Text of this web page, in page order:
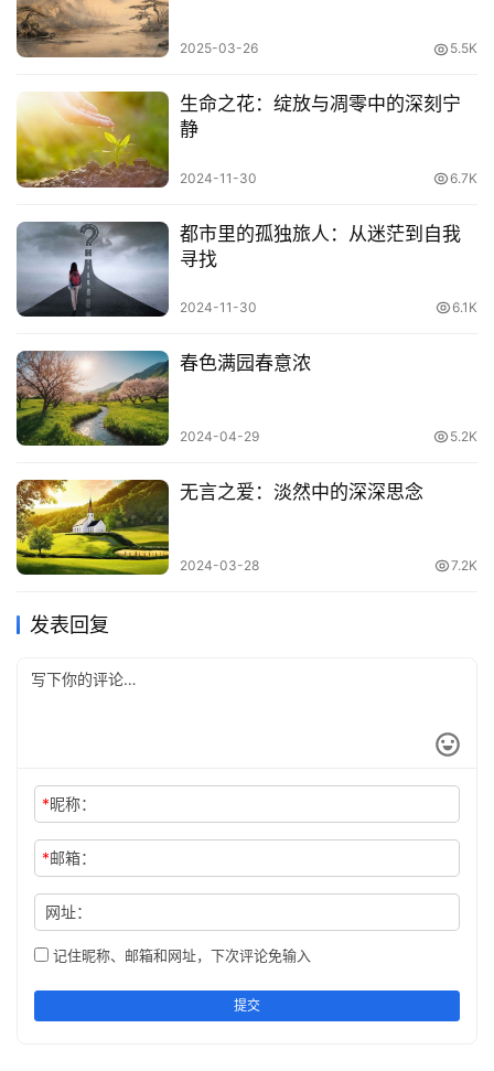
即使大海从它上面流过，也不能再给它增添一滴水了。
13. 一个独眼人和完全的瞎子比起来缺点更严重，因为他知
道缺什么。
心，甚至在我们心灵的废墟上也能继续茁壮成长。这种感情
愈是盲目，就愈加顽强，这真不可思议。它在毫无道理的时
候反倒是最最强烈。
15. 对于我们每个人来说，在我们的才智、我们的道德、我
们的气质之间，存在着某种平衡，它们毫不间断地自行发
展，除非生活遭到重大的变故才会中断。
托尔斯泰
《安娜 • 卡列尼娜》
16. 幸福的家庭有同样的幸福，而不幸的家庭则各有各的不
没有最美。而最靠近完美的一刻，就是最容易走向相反的时
18. 人都是为希望而活，因为有了希望，人才有生活的勇
气。
19. 人们往往把欲望的满足看成幸福
20. 一个人只要能忘我和爱别人，他在心理上就不会失衡，
他就是一个幸福的人和完美的人。
2025-03-26 5.5K
生命之花：绽放与凋零中的深刻宁
静
2024-11-30 6.7K
都市里的孤独旅人：从迷茫到自我
寻找
2024-11-30 6.1K
春色满园春意浓
2024-04-29 5.2K
无言之爱：淡然中的深深思念
2024-03-28 7.2K
发表回复
*昵称：
*邮箱：
网址：
记住昵称、邮箱和网址，下次评论免输入
提交